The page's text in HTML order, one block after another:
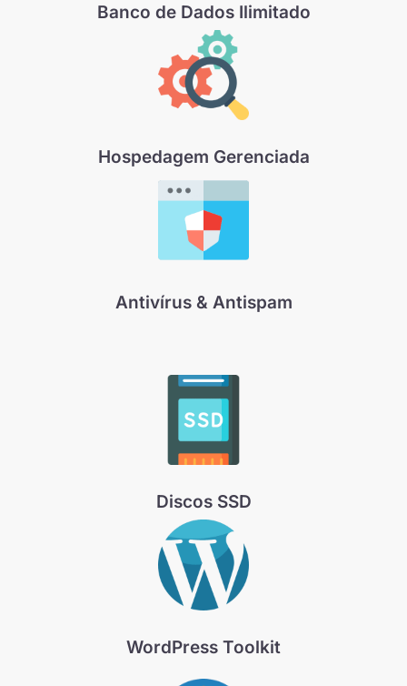
Banco de Dados Ilimitado
Hospedagem Gerenciada
Antivírus & Antispam
Discos SSD
WordPress Toolkit